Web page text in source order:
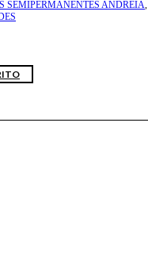
SEMIPERMANENTES ANDREIA,